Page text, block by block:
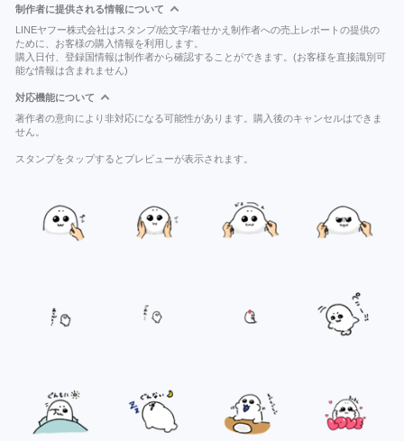
制作者に提供される情報について
LINEヤフー株式会社はスタンプ/絵文字/着せかえ制作者への売上レポートの提供の
ために、お客様の購入情報を利用します。
購入日付、登録国情報は制作者から確認することができます。(お客様を直接識別可
能な情報は含まれません)
対応機能について
著作者の意向により非対応になる可能性があります。購入後のキャンセルはできま
せん。
スタンプをタップするとプレビューが表示されます。